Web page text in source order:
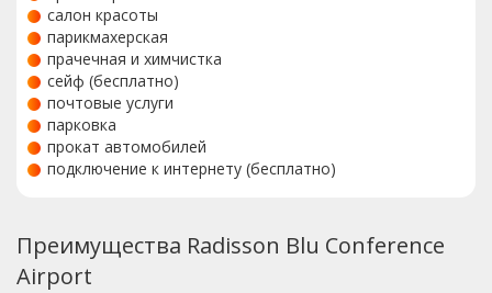
салон красоты
парикмахерская
прачечная и химчистка
сейф (бесплатно)
почтовые услуги
парковка
прокат автомобилей
подключение к интернету (бесплатно)
Преимущества Radisson Blu Conference
Airport